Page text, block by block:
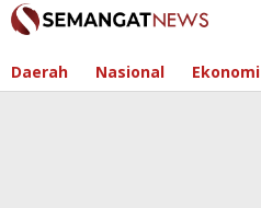
Skip
to
Daerah Nasional Ekonomi